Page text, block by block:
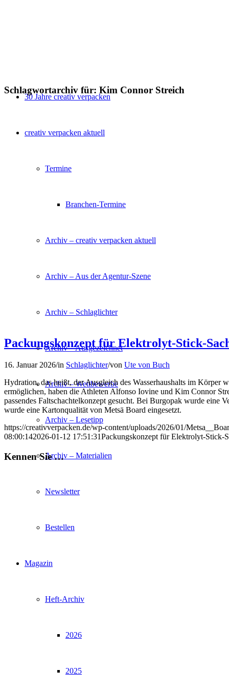
30 Jahre creativ verpacken
creativ verpacken aktuell
Termine
Branchen-Termine
Archiv – creativ verpacken aktuell
Archiv – Aus der Agentur-Szene
Archiv – Schlaglichter
Archiv – Ausgezeichnet
Archiv – Wettbewerbe
Archiv – Lesetipp
Archiv – Materialien
Newsletter
Bestellen
Magazin
Heft-Archiv
2026
2025
Schlagwortarchiv für: Kim Connor Streich
Packungskonzept für Elektrolyt-Stick-
16. Januar 2026/in Schlaglichter/von Ute von Buch
Hydration, das heißt, der Ausgleich des Wasserhaushalts im Körper
ermöglichen, haben die Athleten Alfonso Iovine und Kim Connor
passendes Faltschachtelkonzept gesucht. Bei Burgopak wurde
wurde eine Kartonqualität von Metsä Board eingesetzt.
https://creativverpacken.de/wp-content/uploads/2026/01/
08:00:142026-01-12 17:51:31Packungskonzept für Elektrolyt-Stick-
Kennen Sie …